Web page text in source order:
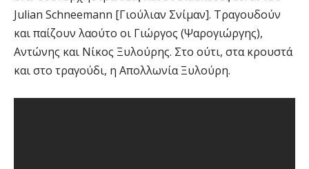
Julian Schneemann [Γιούλιαν Σνίμαν]. Τραγουδούν
και παίζουν λαούτο οι Γιώργος (Ψαρογιώργης),
Αντώνης και Νίκος Ξυλούρης. Στο ούτι, στα κρουστά
και στο τραγούδι, η Απολλωνία Ξυλούρη.